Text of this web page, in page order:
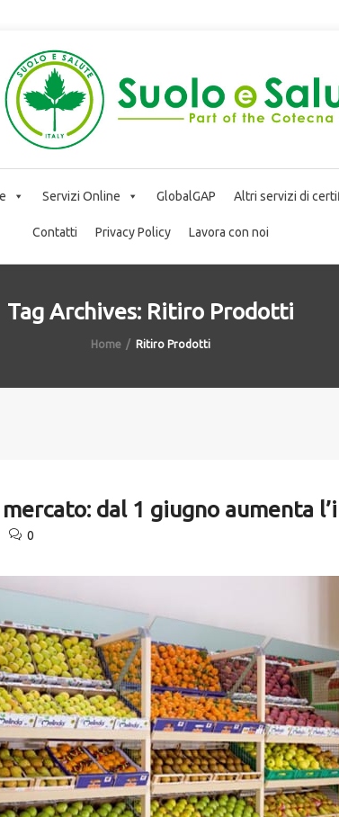
Servizi Online GlobalGAP Altri servizi di
Contatti Privacy Policy Lavora con noi
Tag Archives: Ritiro Prodotti
Home Ritiro Prodotti
dal 1 giugno aumenta
0